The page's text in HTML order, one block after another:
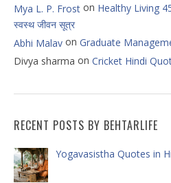
Mya L. P. Frost on Healthy Living
स्वस्थ जीवन सूत्र
Abhi Malav on Graduate
Divya sharma on Cricket Hindi
RECENT POSTS BY BEHTARLIFE
Yogavasistha Quotes in